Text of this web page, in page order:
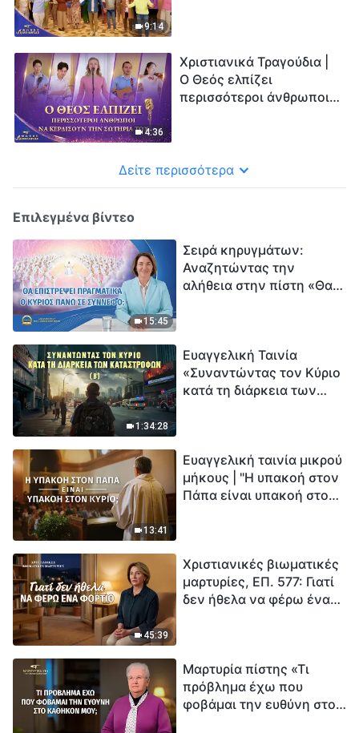
9:14
4:36
Χριστιανικά Τραγούδια |
Ο Θεός ελπίζει
περισσότεροι άνθρωποι
Δείτε περισσότερα
Επιλεγμένα βίντεο
15:45
Σειρά κηρυγμάτων:
Αναζητώντας την
αλήθεια στην πίστη «Θα
1:34:28
Ευαγγελική Ταινία
«Συναντώντας τον Κύριο
κατά τη διάρκεια των
εξαφάνισης». Οι
καταστροφές χτυπούν.
Ξεκινά η αντίστροφη
13:41
Ευαγγελική ταινία μικρού
μήκους | "Η υπακοή στον
Πάπα είναι υπακοή στον
45:39
Χριστιανικές βιωματικές
μαρτυρίες, ΕΠ. 577: Γιατί
δεν ήθελα να φέρω ένα
Μαρτυρία πίστης «Τι
πρόβλημα έχω που
φοβάμαι την ευθύνη στο